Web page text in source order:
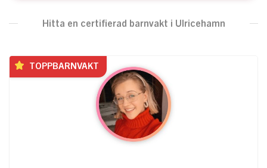
Hitta en certifierad barnvakt i Ulricehamn
TOPPBARNVAKT